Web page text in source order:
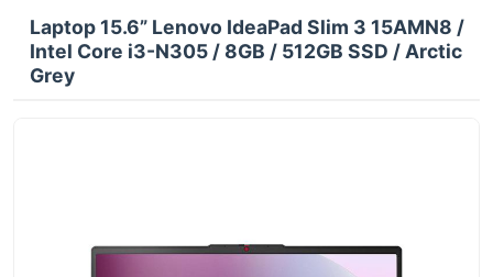
Laptop 15.6” Lenovo IdeaPad Slim 3 15AMN8 /
Intel Core i3-N305 / 8GB / 512GB SSD / Arctic
Grey